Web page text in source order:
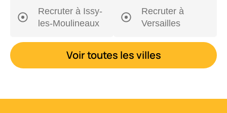
Recruter à Issy-
les-Moulineaux
Recruter à
Versailles
Voir toutes les villes